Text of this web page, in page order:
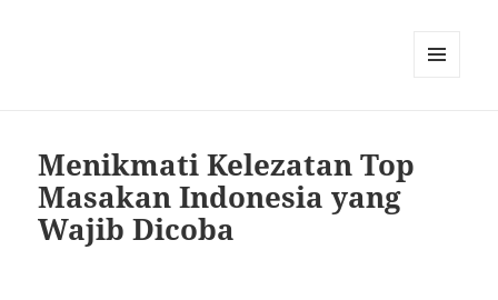
Menikmati Kelezatan Top
Masakan Indonesia yang
Wajib Dicoba